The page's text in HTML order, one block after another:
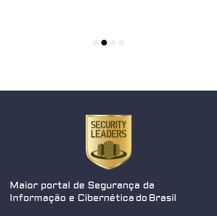
Maior portal de Segurança da
Informação e Cibernética do Brasil